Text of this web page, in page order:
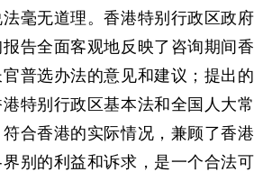
无道理。香港特别行政区政府
告全面客观地反映了咨询期间香
普选办法的意见和建议；提出的
特别行政区基本法和全国人大常
合香港的实际情况，兼顾了香港
别的利益和诉求，是一个合法可